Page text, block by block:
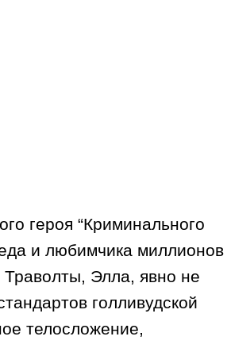
героя “Криминального
и любимчика миллионов
Элла, явно не
голливудской
телосложение,